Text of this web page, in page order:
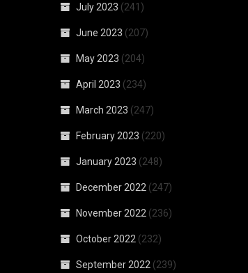
July 2023 (241)
June 2023 (207)
May 2023 (204)
April 2023 (234)
March 2023 (247)
February 2023 (220)
January 2023 (248)
December 2022 (247)
November 2022 (236)
October 2022 (232)
September 2022 (239)